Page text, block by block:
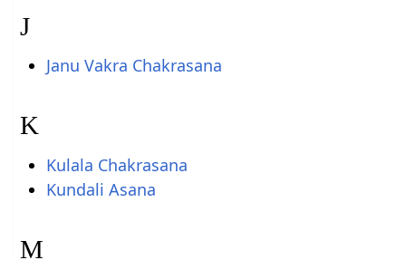
J
Janu Vakra Chakrasana
K
Kulala Chakrasana
Kundali Asana
M